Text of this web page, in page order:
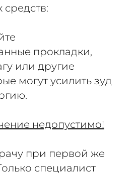
прокладки,
или другие
могут усилить зуд
недопустимо!
при первой же
специалист